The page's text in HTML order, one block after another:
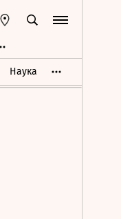
Наука